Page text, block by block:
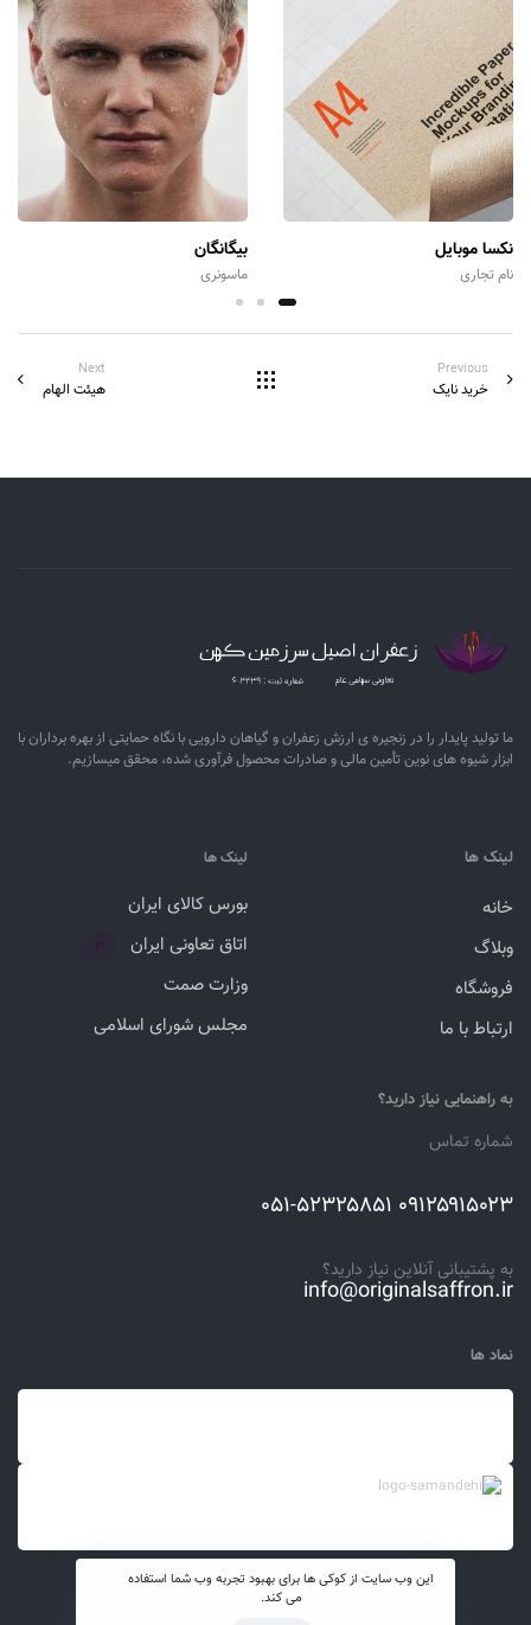
نکسا موبایل
نام تجاری
بیگانگان
ماسونری
Previous
خرید نایک
Next
هیئت الهام
ما تولید پایدار را در زنجیره ­ی­ ارزش زعفران و گیاهان دارویی با نگاه حمایتی از بهره برداران با
ابزار شیوه­ های نوین تأمین مالی و صادرات محصول فرآوری شده، محقق می­سازیم.
لینک ها
خانه
وبلاگ
فروشگاه
ارتباط با ما
لینک ها
بورس کالای ایران
اتاق تعاونی ایران
۳
وزارت صمت
مجلس شورای اسلامی
به راهنمایی نیاز دارید؟
شماره تماس
۰۹۱۲۵۹۱۵۰۲۳ ۰۵۱-۵۲۳۲۵۸۵۱
به پشتیبانی آنلاین نیاز دارید؟
info@originalsaffron.ir
نماد ها
این وب سایت از کوکی ها برای بهبود تجربه وب شما استفاده
می کند.